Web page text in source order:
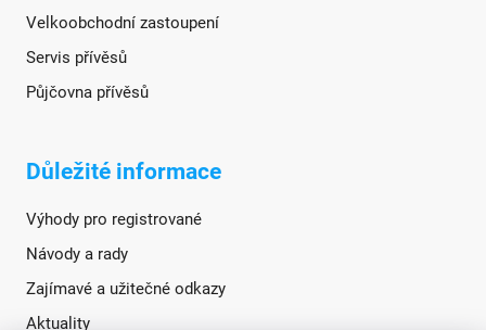
Velkoobchodní zastoupení
Servis přívěsů
Půjčovna přívěsů
Důležité informace
Výhody pro registrované
Návody a rady
Zajímavé a užitečné odkazy
Aktuality